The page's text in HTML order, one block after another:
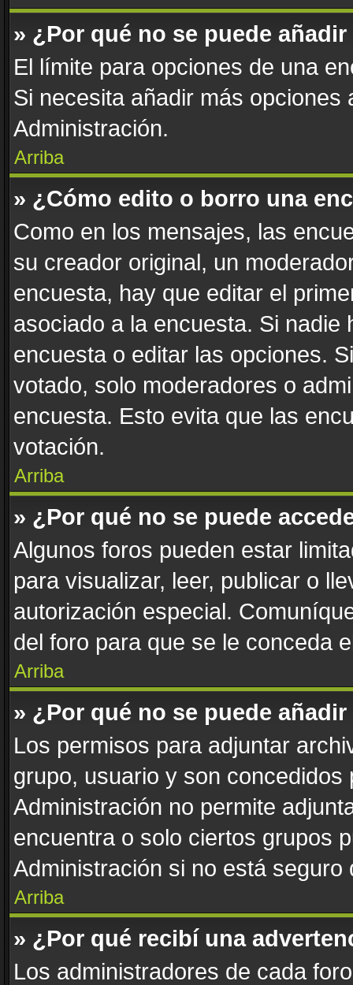
» ¿Por qué no se puede
El límite para opciones de una
Si necesita añadir más
Administración.
Arriba
» ¿Cómo edito o borro una
Como en los mensajes, las
su creador original, un
encuesta, hay que editar el
asociado a la encuesta. Si
encuesta o editar las opciones.
votado, solo moderadores o
encuesta. Esto evita que las
votación.
Arriba
» ¿Por qué no se puede
Algunos foros pueden estar
para visualizar, leer, publicar o
autorización especial.
del foro para que se le conceda
Arriba
» ¿Por qué no se puede
Los permisos para adjuntar
grupo, usuario y son concedidos
Administración no permite
encuentra o solo ciertos grupos
Administración si no está
Arriba
» ¿Por qué recibí una
Los administradores de cada